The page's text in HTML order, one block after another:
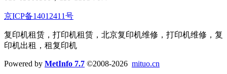
京ICP备14012411号
复印机租赁，打印机租赁，北京复印机维修，打印机维修，复
印机出租，租复印机
Powered by MetInfo 7.7 ©2008-2026 mituo.cn